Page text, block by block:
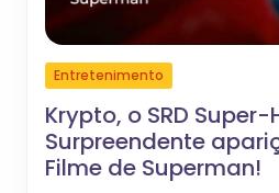
Entretenimento
Krypto, o SRD Super-
Surpreendente
Filme de Superman!